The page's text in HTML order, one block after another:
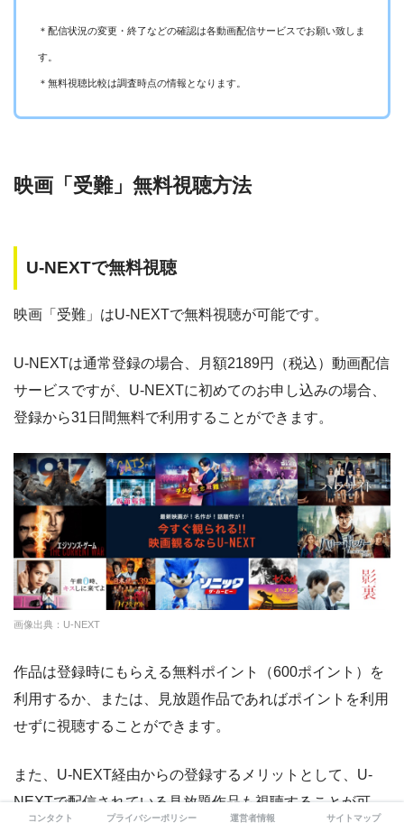
るのがいいです！
新作から旧作まで、大人向けから子ども向けまでたくさ
んの動画が配信されているところ
＊配信状況の変更・終了などの確認は各動画配信サービスでお願い致しま
す。
＊無料視聴比較は調査時点の情報となります。
映画「受難」無料視聴方法
U-NEXTで無料視聴
映画「受難」はU-NEXTで無料視聴が可能です。
U-NEXTは通常登録の場合、月額2189円（税込）動画配信
サービスですが、U-NEXTに初めてのお申し込みの場合、
登録から31日間無料で利用することができます。
画像出典：U-NEXT
作品は登録時にもらえる無料ポイント（600ポイント）を
利用するか、または、見放題作品であればポイントを利用
せずに視聴することができます。
また、U-NEXT経由からの登録するメリットとして、U-
NEXTで配信されている見放題作品も視聴することが可
コンタクト プライバシーポリシー 運営者情報 サイトマップ